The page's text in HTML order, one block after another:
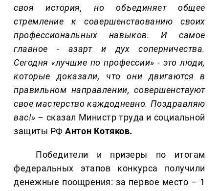
своя история, но объединяет общее
стремление к совершенствованию своих
профессиональных навыков. И самое
главное - азарт и дух соперничества.
Сегодня «лучшие по профессии» - это люди,
которые доказали, что они двигаются в
правильном направлении, совершенствуют
свое мастерство каждодневно. Поздравляю
вас!» – сказал Министр труда и социальной
защиты РФАнтон Котяков.
Победители и призеры по итогам
федеральных этапов конкурса получили
денежные поощрения: за первое место – 1